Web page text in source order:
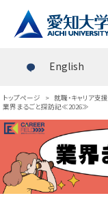
English
トップページ > 就職・キャリア支援
業界まるごと探訪記≪2026≫